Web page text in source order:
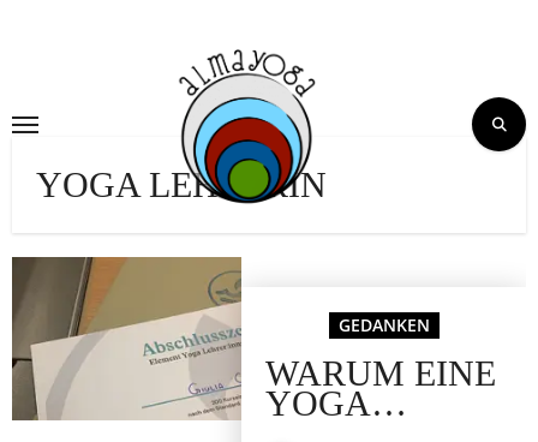
YOGA LEHRERIN
GEDANKEN
WARUM EINE
YOGA